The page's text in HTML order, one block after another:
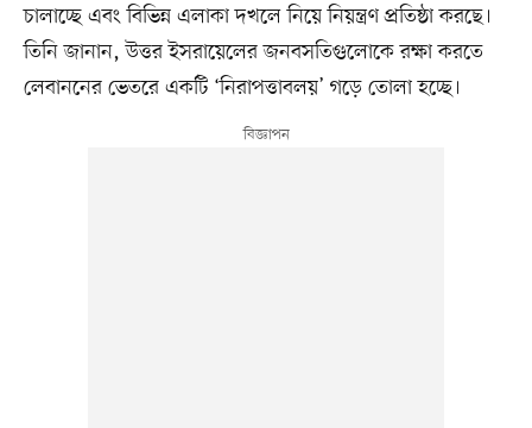
চালাচ্ছে এবং বিভিন্ন এলাকা দখলে নিয়ে নিয়ন্ত্রণ প্রতিষ্ঠা করছে।
তিনি জানান, উত্তর ইসরায়েলের জনবসতিগুলোকে রক্ষা করতে
লেবাননের ভেতরে একটি ‘নিরাপত্তাবলয়’ গড়ে তোলা হচ্ছে।